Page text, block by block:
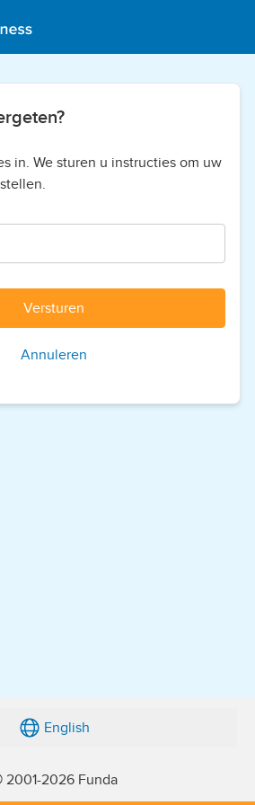
in. We sturen u instructies om uw
Versturen
Annuleren
2001-2026 Funda
English